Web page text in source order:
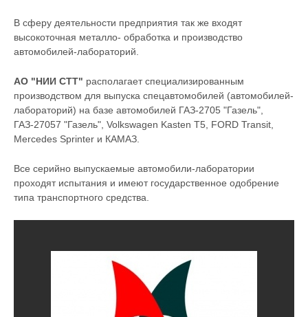
В сферу деятельности предприятия так же входят
высокоточная металло- обработка и производство
автомобилей-лабораторий.
АО "НИИ СТТ" располагает специализированным
производством для выпуска спецавтомобилей (автомобилей-
лабораторий) на базе автомобилей ГАЗ-2705 "Газель",
ГАЗ-27057 "Газель", Volkswagen Kasten T5, FORD Transit,
Mercedes Sprinter и КАМАЗ.
Все серийно выпускаемые автомобили-лаборатории
проходят испытания и имеют государственное одобрение
типа транспортного средства.